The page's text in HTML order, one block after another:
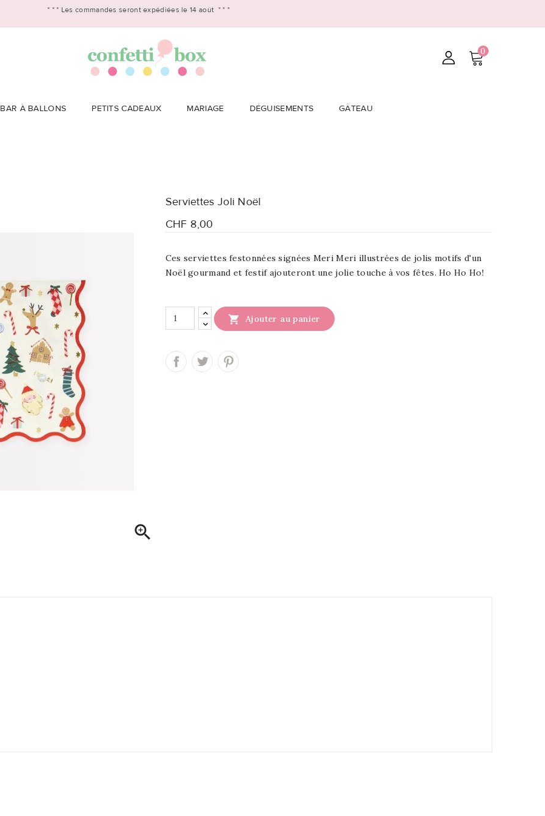
* * * Les commandes seront expédiées le 14 août * * *
0
BAR À BALLONS PETITS CADEAUX MARIAGE DÉGUISEMENTS GÂTEAU

Serviettes Joli Noël
CHF 8,00
Ces serviettes festonnées signées Meri Meri illustrées de jolis motifs d'un
Noël gourmand et festif ajouteront une jolie touche à vos fêtes. Ho Ho Ho!
 Ajouter au panier